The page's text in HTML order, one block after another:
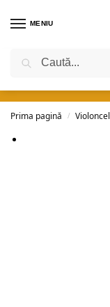
MENIU
Prima pagină
/ Violoncel